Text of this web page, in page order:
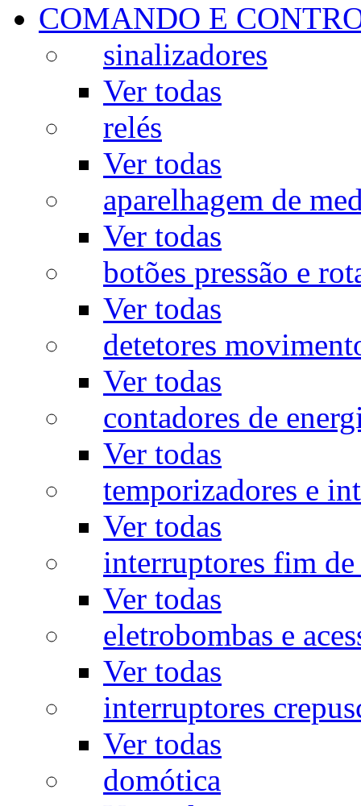
COMANDO E
sinalizadores
Ver todas
relés
Ver todas
aparelhagem de
Ver todas
botões pressão e
Ver todas
detetores
Ver todas
contadores de
Ver todas
temporizadores e
Ver todas
interruptores fim de
Ver todas
eletrobombas e
Ver todas
interruptores
Ver todas
domótica